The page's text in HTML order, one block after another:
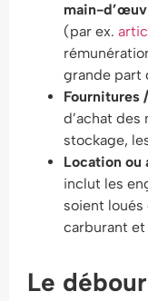
main-
(par ex.
grande part
Fournitures
d’achat
stockage,
Location ou
inclut les
soient
carburant et
Le